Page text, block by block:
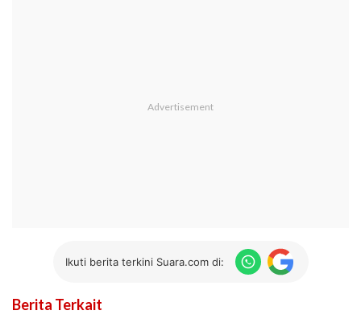
Ikuti berita terkini Suara.com di:
Berita Terkait